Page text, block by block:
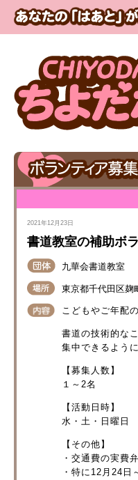
2021年12月23日
書道教室の補助ボ
九華会書道教室
東京都千代田区麹
こどもやご年配
書道の技術的な
集中できるよう
【募集人数】
１～2名
【活動日時】
水・土・日曜日
【その他】
・交通費の実費
・特に12月24日